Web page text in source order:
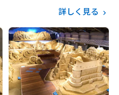
詳しく見る